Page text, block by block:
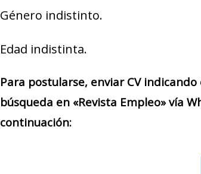
Género indistinto.
Edad indistinta.
Para postularse, enviar CV
búsqueda en «Revista Empleo» vía
continuación: